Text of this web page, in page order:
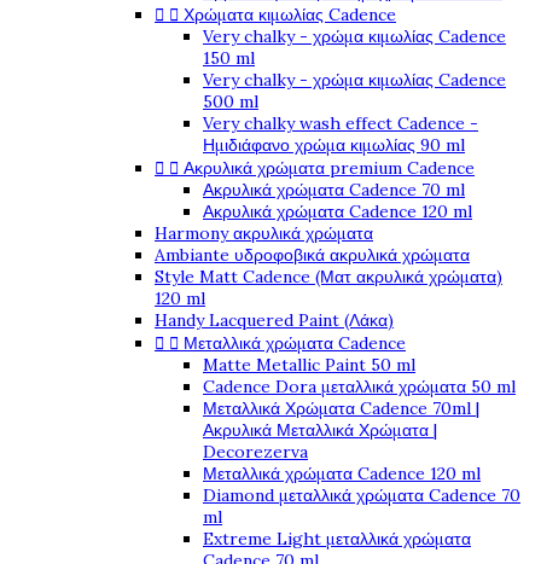
  Χρώματα κιμωλίας Cadence
Very chalky - χρώμα κιμωλίας Cadence
150 ml
Very chalky - χρώμα κιμωλίας Cadence
500 ml
Very chalky wash effect Cadence -
Ημιδιάφανο χρώμα κιμωλίας 90 ml
  Ακρυλικά χρώματα premium Cadence
Ακρυλικά χρώματα Cadence 70 ml
Ακρυλικά χρώματα Cadence 120 ml
Harmony ακρυλικά χρώματα
Ambiante υδροφοβικά ακρυλικά χρώματα
Style Matt Cadence (Ματ ακρυλικά χρώματα)
120 ml
Handy Lacquered Paint (Λάκα)
  Μεταλλικά χρώματα Cadence
Matte Metallic Paint 50 ml
Cadence Dora μεταλλικά χρώματα 50 ml
Μεταλλικά Χρώματα Cadence 70ml |
Ακρυλικά Μεταλλικά Χρώματα |
Decorezerva
Μεταλλικά χρώματα Cadence 120 ml
Diamond μεταλλικά χρώματα Cadence 70
ml
Extreme Light μεταλλικά χρώματα